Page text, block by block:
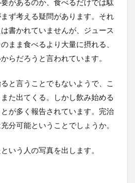
ず考える疑問があります。それ
書かれていませんが、ジュース
まま食べるより大量に摂れる、
らだろうと言われています。
と言うことでもないようで、こ
た出てくる。しかし飲み始める
が多く報告されています。完治
分可能ということでしょうか。
いう人の写真を出します。